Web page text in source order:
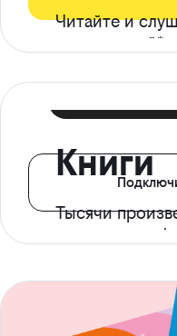
Читайте и
ограничений*
Книги
Тысячи
с доступом